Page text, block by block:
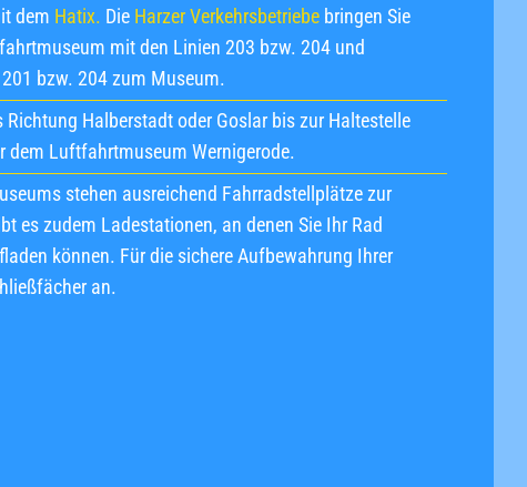
dem Hatix. Die Harzer Verkehrsbetriebebringen Sie
mit den Linien 203 bzw. 204 und
bzw. 204 zum Museum.
Halberstadt oder Goslar bis zur Haltestelle
dem Luftfahrtmuseum Wernigerode.
stehen ausreichend Fahrradstellplätze zur
es zudem Ladestationen, an denen Sie Ihr Rad
können. Für die sichere Aufbewahrung Ihrer
an.